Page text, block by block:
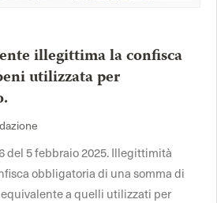
illegittima la confisca
utilizzata per
del 5 febbraio 2025. Illegittimità
obbligatoria di una somma di
a quelli utilizzati per